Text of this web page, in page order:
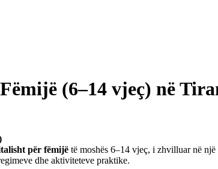
(6–14 vjeç) në
për fëmijë të moshës 6–14 vjeç, i zhvilluar në
dhe aktiviteteve praktike.